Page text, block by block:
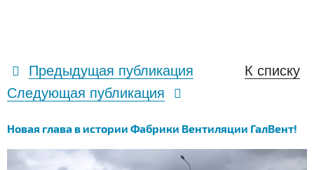
Предыдущая публикация
К списку
Следующая публикация
Новая глава в истории Фабрики Вентиляции ГалВент!